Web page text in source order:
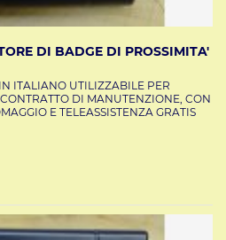
DI BADGE DI PROSSIMITA'
ITALIANO UTILIZZABILE PER
DI MANUTENZIONE, CON
E TELEASSISTENZA GRATIS